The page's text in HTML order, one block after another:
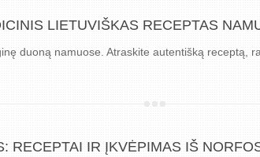
LIETUVIŠKAS RECEPTAS
duoną namuose. Atraskite autentišką receptą,
RECEPTAI IR ĮKVĖPIMAS IŠ